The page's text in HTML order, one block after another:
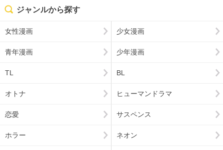
ジャンルから探す
女性漫画 少女漫画
青年漫画 少年漫画
TL BL
オトナ ヒューマンドラマ
恋愛 サスペンス
ホラー ネオン